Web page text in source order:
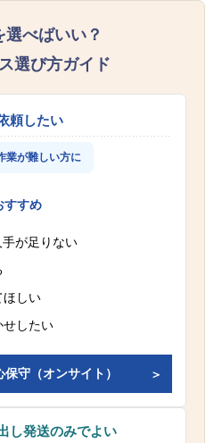
選べばいい？
選び方ガイド
頼したい
業が難しい方に
すすめ
手が足りない
ほしい
せしたい
守（オンサイト）
し発送のみでよい